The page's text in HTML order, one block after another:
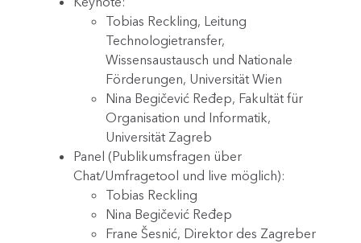
Tobias Reckling, Leitung
Technologietransfer,
Wissensaustausch und Nationale
Förderungen, Universität Wien
Nina Begičević Ređep, Fakultät für
Organisation und Informatik,
Universität Zagreb
Panel (Publikumsfragen über
Chat/Umfragetool und live möglich):
Tobias Reckling
Nina Begičević Ređep
Frane Šesnić, Direktor des Zagreber